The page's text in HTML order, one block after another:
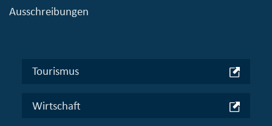
Ausschreibungen
Tourismus
Wirtschaft